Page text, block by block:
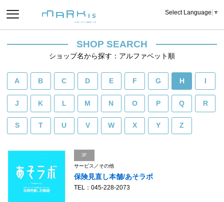
Select Language ▼
SHOP SEARCH
ショップ名から探す：アルファベット順
A B C D E F G H
J K L M N O P Q R
S T U V W X Y Z
3F
サービス／その他
保険見直し本舗/あそラボ
TEL：045-228-2073